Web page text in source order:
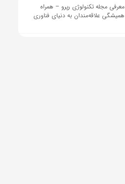
معرفی مجله تکنولوژی رپرو – همراه
همیشگی علاقه‌مندان به دنیای فناوری